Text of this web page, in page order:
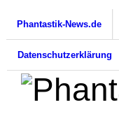
Phantastik-News.de
Datenschutzerklärung